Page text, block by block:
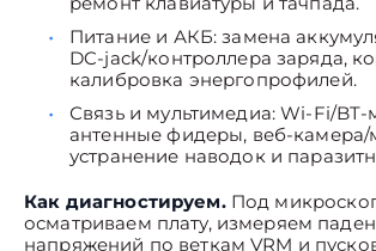
Питание и АКБ: замена
DC-jack/контроллера заряда,
калибровка энергопрофилей.
Связь и мультимедиа: Wi-Fi/BT-
антенные фидеры, веб-
устранение наводок и
Как диагностируем.Под
осматриваем плату, измеряем
напряжений по веткам VRM и